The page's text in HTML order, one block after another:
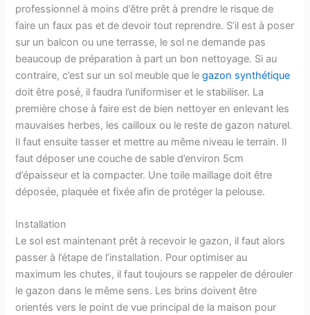
professionnel à moins d’être prêt à prendre le risque de
faire un faux pas et de devoir tout reprendre. S’il est à poser
sur un balcon ou une terrasse, le sol ne demande pas
beaucoup de préparation à part un bon nettoyage. Si au
contraire, c’est sur un sol meuble que legazon synthétique
doit être posé, il faudra l’uniformiser et le stabiliser. La
première chose à faire est de bien nettoyer en enlevant les
mauvaises herbes, les cailloux ou le reste de gazon naturel.
Il faut ensuite tasser et mettre au même niveau le terrain. Il
faut déposer une couche de sable d’environ 5cm
d’épaisseur et la compacter. Une toile maillage doit être
déposée, plaquée et fixée afin de protéger la pelouse.
Installation
Le sol est maintenant prêt à recevoir le gazon, il faut alors
passer à l’étape de l’installation. Pour optimiser au
maximum les chutes, il faut toujours se rappeler de dérouler
le gazon dans le même sens. Les brins doivent être
orientés vers le point de vue principal de la maison pour